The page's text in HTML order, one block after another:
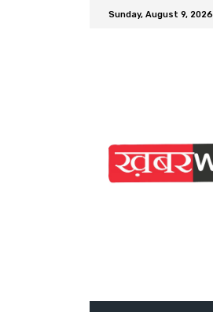
Sunday, August 9, 2026